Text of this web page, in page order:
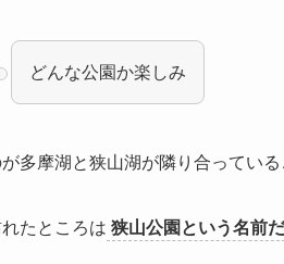
どんな公園か楽しみ
多摩湖と狭山湖が隣り合っている
たところは 狭山公園という名前